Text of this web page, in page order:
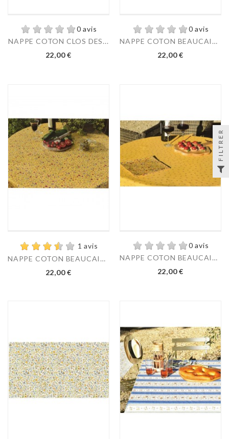
0 avis
NAPPE COTON CLOS DES...
22,00 €
0 avis
NAPPE COTON BEAUCAIRE...
22,00 €
1 avis
NAPPE COTON BEAUCAIRE...
22,00 €
0 avis
NAPPE COTON BEAUCAIRE...
22,00 €
FILTRER